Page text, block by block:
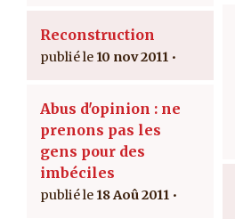
Reconstruction
10 nov 2011
Abus d'opinion : ne
prenons pas les
gens pour des
imbéciles
18 Aoû 2011